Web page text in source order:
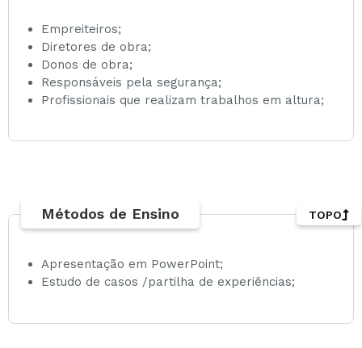
Empreiteiros;
Diretores de obra;
Donos de obra;
Responsáveis pela segurança;
Profissionais que realizam trabalhos em altura;
Métodos de Ensino
Apresentação em PowerPoint;
Estudo de casos /partilha de experiências;
TOPO